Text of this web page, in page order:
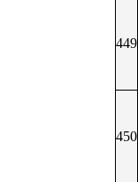
449
450